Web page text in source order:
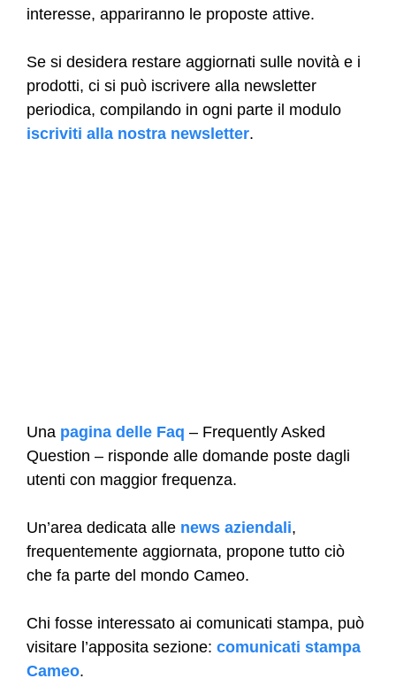
interesse, appariranno le proposte attive.
Se si desidera restare aggiornati sulle novità e i
prodotti, ci si può iscrivere alla newsletter
periodica, compilando in ogni parte il modulo
iscriviti alla nostra newsletter.
Una pagina delle Faq – Frequently Asked
Question – risponde alle domande poste dagli
utenti con maggior frequenza.
Un’area dedicata alle news aziendali,
frequentemente aggiornata, propone tutto ciò
che fa parte del mondo Cameo.
Chi fosse interessato ai comunicati stampa, può
visitare l’apposita sezione: comunicati stampa
Cameo.